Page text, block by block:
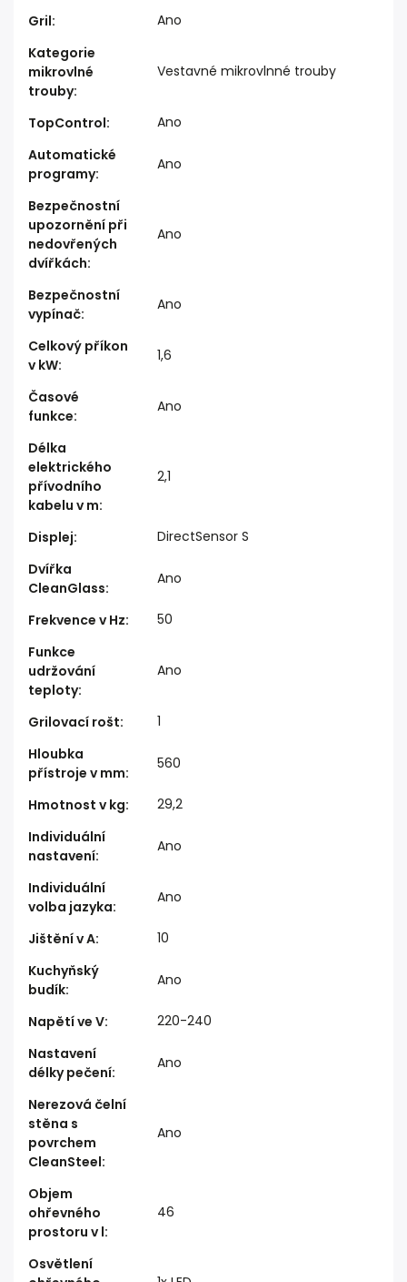
Gril:
Ano
Kategorie
mikrovlné
trouby:
Vestavné mikrovlnné trouby
TopControl:
Ano
Automatické
programy:
Ano
Bezpečnostní
upozornění při
nedovřených
dvířkách:
Ano
Bezpečnostní
vypínač:
Ano
Celkový příkon
v kW:
1,6
Časové
funkce:
Ano
Délka
elektrického
přívodního
kabelu v m:
2,1
Displej:
DirectSensor S
Dvířka
CleanGlass:
Ano
Frekvence v Hz:
50
Funkce
udržování
teploty:
Ano
Grilovací rošt:
1
Hloubka
přístroje v mm:
560
Hmotnost v kg:
29,2
Individuální
nastavení:
Ano
Individuální
volba jazyka:
Ano
Jištění v A:
10
Kuchyňský
budík:
Ano
Napětí ve V:
220-240
Nastavení
délky pečení:
Ano
Nerezová čelní
stěna s
povrchem
CleanSteel:
Ano
Objem
ohřevného
prostoru v l:
46
Osvětlení